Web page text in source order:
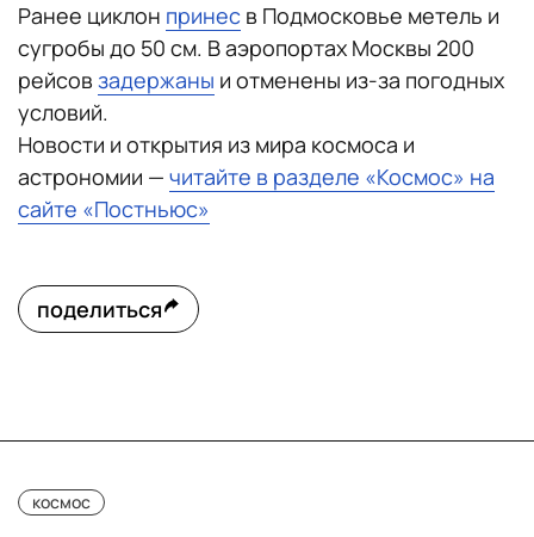
Ранее циклон принес в Подмосковье метель и
сугробы до 50 см. В аэропортах Москвы 200
рейсов задержаны и отменены из-за погодных
условий.
Новости и открытия из мира космоса и
астрономии — читайте в разделе «Космос» на
сайте «Постньюс»
поделиться
космос